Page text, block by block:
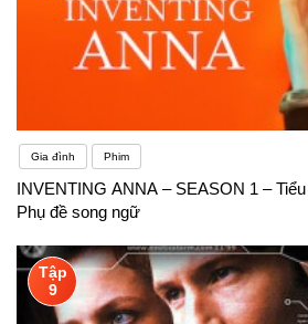
Gia đình Phim
INVENTING ANNA – SEASON 1 –
Phụ đề song ngữ
Tập
9